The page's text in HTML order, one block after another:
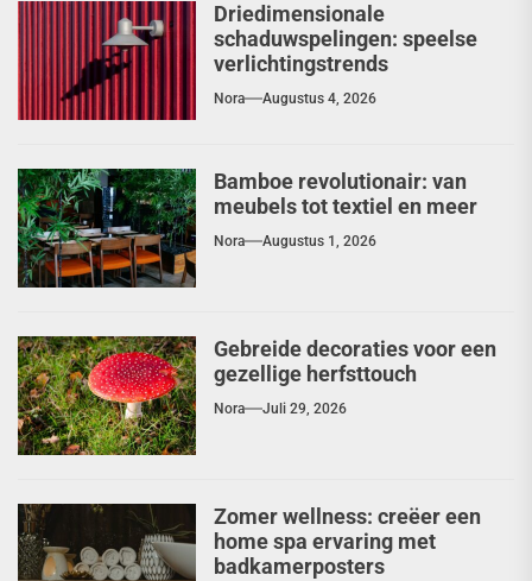
Driedimensionale
schaduwspelingen: speelse
verlichtingstrends
Nora Augustus 4, 2026
Bamboe revolutionair: van
meubels tot textiel en meer
Nora Augustus 1, 2026
Gebreide decoraties voor een
gezellige herfsttouch
Nora Juli 29, 2026
Zomer wellness: creëer een
home spa ervaring met
badkamerposters